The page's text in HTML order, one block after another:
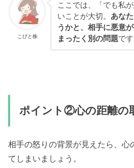
こびと株
ここでは、「でも私
いことが大切。 あな
うかと、相手に悪意
まったく別の問題です
ポイント②心の距離の
相手の怒りの背景が見えたら、心
てしまいましょう。